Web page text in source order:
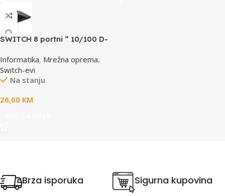
SWITCH 8 portni ” 10/100 D-
Informatika, Mrežna oprema,
Switch-evi
Na stanju
26,00 KM
Brza isporuka Sigurna kupovina